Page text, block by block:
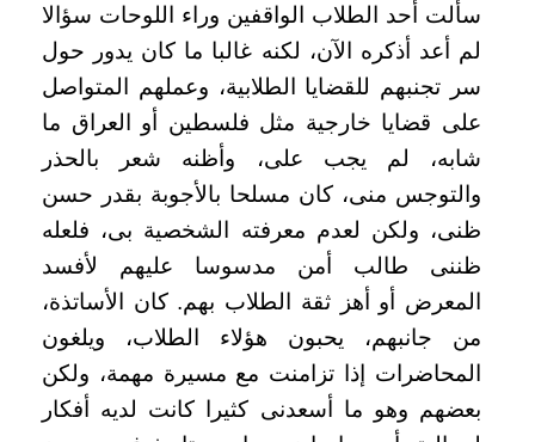
سألت أحد الطلاب الواقفين وراء اللوحات سؤالا
لم أعد أذكره الآن، لكنه غالبا ما كان يدور حول
سر تجنبهم للقضايا الطلابية، وعملهم المتواصل
على قضايا خارجية مثل فلسطين أو العراق ما
شابه، لم يجب على، وأظنه شعر بالحذر
والتوجس منى، كان مسلحا بالأجوبة بقدر حسن
ظنى، ولكن لعدم معرفته الشخصية بى، فلعله
ظننى طالب أمن مدسوسا عليهم لأفسد
المعرض أو أهز ثقة الطلاب بهم. كان الأساتذة،
من جانبهم، يحبون هؤلاء الطلاب، ويلغون
المحاضرات إذا تزامنت مع مسيرة مهمة، ولكن
بعضهم وهو ما أسعدنى كثيرا كانت لديه أفكار